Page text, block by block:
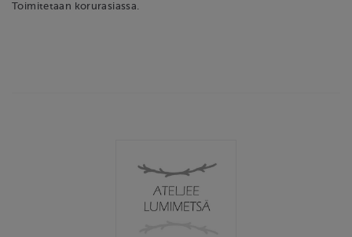
Toimitetaan korurasiassa.